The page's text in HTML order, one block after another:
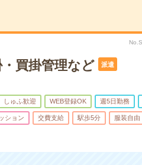
買掛管理など 派遣
しゅふ歓迎 WEB登録OK 週5日勤務
ション 交費支給 駅歩5分 服装自由